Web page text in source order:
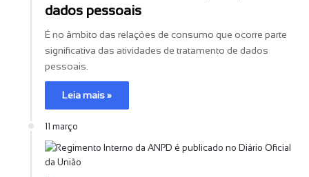
dados pessoais
É no âmbito das relações de consumo que ocorre parte
significativa das atividades de tratamento de dados
pessoais.
Leia mais »
11 março